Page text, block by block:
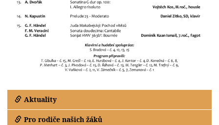
Aktuality
Pro rodiče našich žáků